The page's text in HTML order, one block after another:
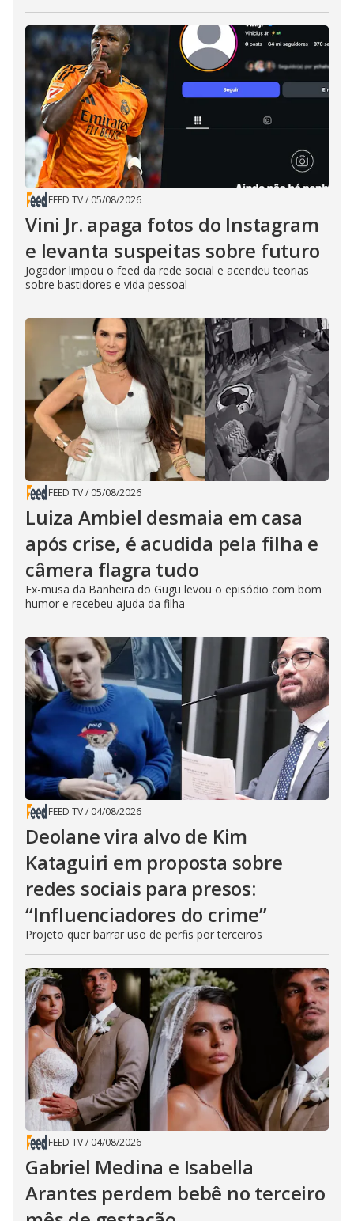
FEED TV/ 05/08/2026
Vini Jr. apaga fotos do Instagram
e levanta suspeitas sobre futuro
Jogador limpou o feed da rede social e acendeu teorias
sobre bastidores e vida pessoal
FEED TV/ 05/08/2026
Luiza Ambiel desmaia em casa
após crise, é acudida pela filha e
câmera flagra tudo
Ex-musa da Banheira do Gugu levou o episódio com bom
humor e recebeu ajuda da filha
FEED TV/ 04/08/2026
Deolane vira alvo de Kim
Kataguiri em proposta sobre
redes sociais para presos:
“Influenciadores do crime”
Projeto quer barrar uso de perfis por terceiros
FEED TV/ 04/08/2026
Gabriel Medina e Isabella
Arantes perdem bebê no terceiro